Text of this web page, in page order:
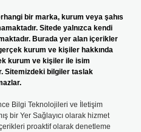
bir marka, kurum veya şahıs
Sitede yalnızca kendi
Burada yer alan içerikler
kurum ve kişiler hakkında
kurum ve kişiler ile isim
Sitemizdeki bilgiler taslak
Bilgi Teknolojileri ve İletişim
bir Yer Sağlayıcı olarak hizmet
proaktif olarak denetleme